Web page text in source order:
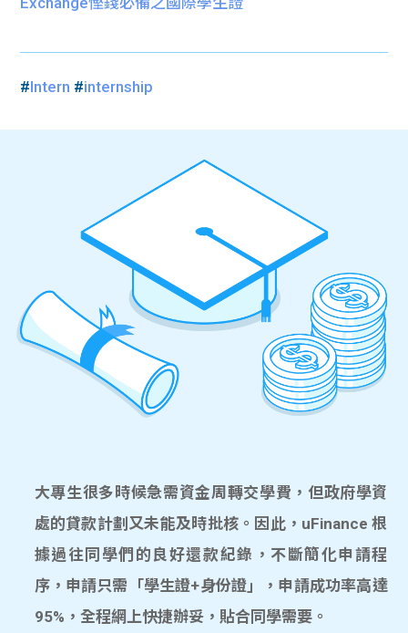
#Intern #internship
大專生很多時候急需資金周轉交學費，但政府學資
處的貸款計劃又未能及時批核。因此，uFinance 根
據過往同學們的良好還款紀錄，不斷簡化申請程
序，申請只需「學生證+身份證」，申請成功率高達
95%，全程網上快捷辦妥，貼合同學需要。